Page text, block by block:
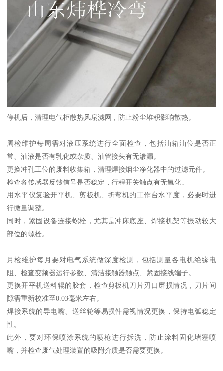
停机后，清理电气柜散热风扇滤网，防止粉尘堆积影响散热。
周检维护每周需对液压系统进行全面检查，包括油箱油位是否正
常、油液是否有乳化或杂质、油管接头有无渗漏。
更换冲孔工位的废料收集箱，清理焊接烟尘净化器中的过滤元件。
检查各传感器反馈信号是否稳定，行程开关触点有无氧化。
用水平仪复验开平机、剪板机、折弯机的工作台水平度，必要时进
行微量调整。
同时，紧固设备连接螺栓，尤其是冲床底座、焊接机架等振动较大
部位的螺栓。
月检维护每月要对电气系统做深度检测，包括测量各电机绝缘电
阻、检查变频器运行参数、清洁接触器触点、紧固接线端子。
更换开平机送料辊的胶套，检查剪板机刀片刃口磨损情况，刀片间
隙需重新校准至0.03毫米左右。
焊接系统的导电嘴、送丝轮等易损件需视情况更换，保持电弧稳定
性。
此外，要对环保喷涂系统的喷枪进行拆洗，防止涂料固化堵塞喷
嘴，并检查废气处理装置的吸附介质是否需要更换。